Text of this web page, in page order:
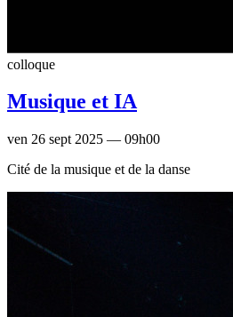
colloque
Musique et IA
ven 26 sept 2025 — 09h00
Cité de la musique et de la danse